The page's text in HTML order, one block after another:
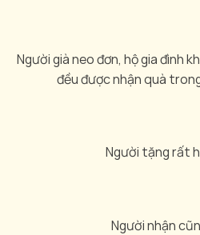
Người già neo đơn, hộ gia đình
đều được nhận quà
Người tặng rất
Người nhận